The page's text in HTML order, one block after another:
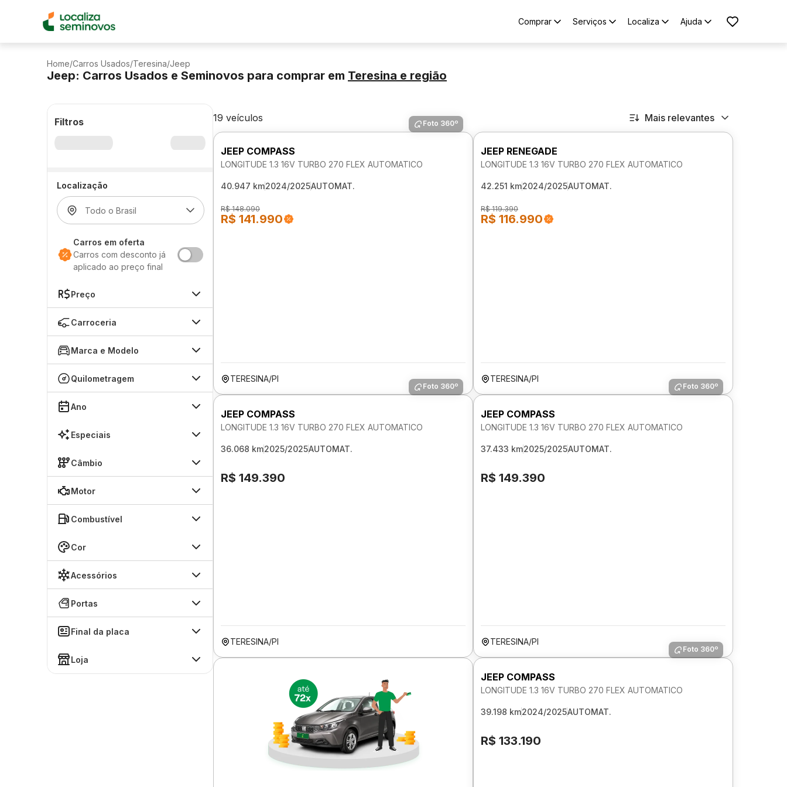
Comprar Serviços Localiza Ajuda
Home/Carros Usados/Teresina/Jeep
Jeep: Carros Usados e Seminovos para comprar em Teresina e região
Filtros
Localização
Carros em oferta
Carros com desconto já
aplicado ao preço final
Preço
Carroceria
Marca e Modelo
Quilometragem
Ano
Especiais
Câmbio
Motor
Combustível
Cor
Acessórios
Portas
Final da placa
Loja
19 veículos Mais relevantes
Foto 360º
JEEP COMPASS
LONGITUDE 1.3 16V TURBO 270 FLEX AUTOMATICO
40.947 km2024/2025AUTOMAT.
R$ 148.090
R$ 141.990
TERESINA/PI
JEEP RENEGADE
LONGITUDE 1.3 16V TURBO 270 FLEX AUTOMATICO
42.251 km2024/2025AUTOMAT.
R$ 119.390
R$ 116.990
TERESINA/PI
Foto 360º
JEEP COMPASS
LONGITUDE 1.3 16V TURBO 270 FLEX AUTOMATICO
36.068 km2025/2025AUTOMAT.
R$ 149.390
TERESINA/PI
Foto 360º
JEEP COMPASS
LONGITUDE 1.3 16V TURBO 270 FLEX AUTOMATICO
37.433 km2025/2025AUTOMAT.
R$ 149.390
TERESINA/PI
Foto 360º
JEEP COMPASS
LONGITUDE 1.3 16V TURBO 270 FLEX AUTOMATICO
39.198 km2024/2025AUTOMAT.
R$ 133.190